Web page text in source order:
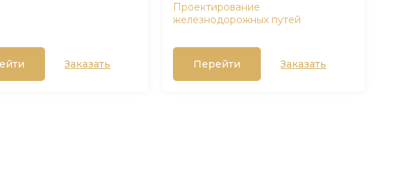
Заказать
Проектирование
железнодорожных путей
Перейти Заказать